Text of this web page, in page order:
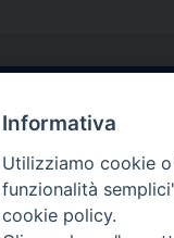
Via
tel.
Informativa
Utilizziamo cookie
funzionalità
cookie policy.